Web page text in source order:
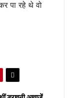
पा रहे थे वो